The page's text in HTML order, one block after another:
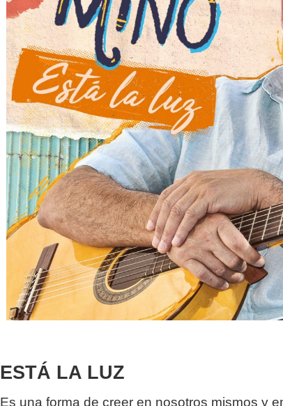
ESTÁ LA LUZ
Es una forma de creer en nosotros mismos y